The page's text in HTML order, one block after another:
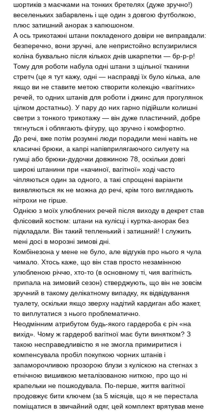
шортиків з маєчками на тонких бретелях (дуже зручно!)
веселеньких забарвлень і ще один з довгою футболкою,
плюс затишний анорак з капюшоном.
А ось трикотажні штани покладеного довіри не виправдали:
безперечно, вони зручні, але непристойно вспузирилися
коліна буквально після кількох днів шкарпетки — бр-р-р!
Тому для роботи набула одні штани з щільної тканини
стретч (це я тут кажу, одні — насправді їх було кілька, але
якщо ви не ставите метою створити колекцію «вагітних»
речей, то одних штанів для роботи і джинс для прогулянок
цілком достатньо). У пару до них гарно підійшли колишні
светри з тонкого трикотажу — він дуже пластичний, добре
тягнуться і облягають фігуру, що зручно і комфортно.
До речі, вже потім розумні люди порадили мені навіть не
класичні брюки, а капрі напівприлягаючого силуету на
гумці або брюки-дудочки довжиною 78, оскільки довгі
широкі штанини при «качиної, вагітної» ході часто
чіпляються один за одного, а такі спрощені варіанти
виявляються як не можна до речі, крім того виглядають
нітрохи не гірше.
Однією з моїх улюблених речей після виходу в декрет став
флісовий костюм: штани на кулісці і куртка-анорак без
підкладали. Він такий тепленький і затишний! І служить
мені досі в морозні зимові дні.
Комбінезона у мене не було, але відгуків про нього я чула
чимало. Хтось каже, що він став просто незамінною
улюбленою річчю, хто-то (в основному ті, чия вагітність
припала на зимовий сезон) стверджують, що він не зовсім
зручний в такому делікатному випадку, як відвідування
туалету, оскільки якщо зверху надітий кардиган або жакет,
то виплутатися з нього проблематично.
Неодмінним атрибутом будь-якого гардероба є річ «на
вихід». Чому ж гардероб вагітної має бути винятком? З
такою несправедливістю я не змогла примиритися і
компенсувала пробіл покупкою чорних штанів і
запаморочливою прозорою блузи з куліскою на стегнах з
етнічною вишивкою металізованою ниткою, про що ні
крапельки не пошкодувала. По-перше, життя вагітної
продовжує бити ключем (за 5 місяців, що я не перестала
поміщатися в звичайний одяг, цей комплект врятував мене